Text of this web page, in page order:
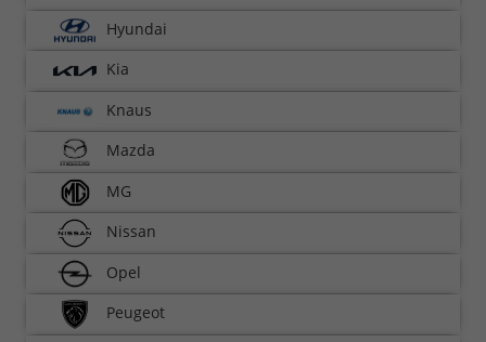
Hyundai
Kia
Knaus
Mazda
MG
Nissan
Opel
Peugeot